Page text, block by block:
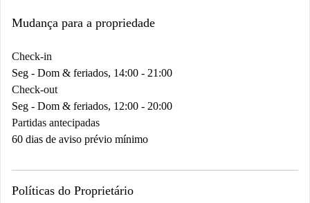
Mudança para a propriedade
Check-in
Seg - Dom & feriados, 14:00 - 21:00
Check-out
Seg - Dom & feriados, 12:00 - 20:00
Partidas antecipadas
60 dias de aviso prévio mínimo
Políticas do Proprietário